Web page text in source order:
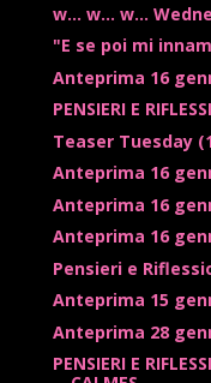
w... w... w...
"E se poi mi
Anteprima 16
PENSIERI E
Teaser Tuesday
Anteprima 16
Anteprima 16
Anteprima 16
Pensieri e
Anteprima 15
Anteprima 28
PENSIERI E